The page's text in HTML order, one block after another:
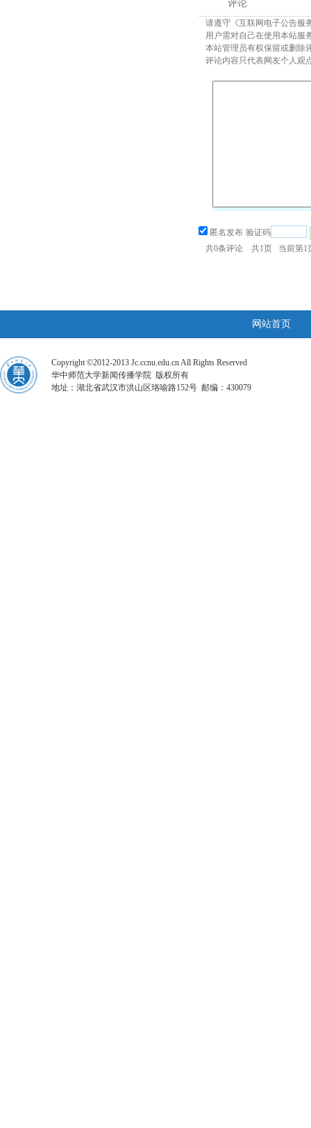
评论
请遵守《互联网电子公告服
用户需对自己在使用本站服
本站管理员有权保留或删除
评论内容只代表网友个人观
匿名发布 验证码
共0条评论 共1页 当前第1
网站首页
Copyright ©2012-2013 Jc.ccnu.edu.cn All Rights Reserved
华中师范大学新闻传播学院 版权所有
地址：湖北省武汉市洪山区珞喻路152号 邮编：430079